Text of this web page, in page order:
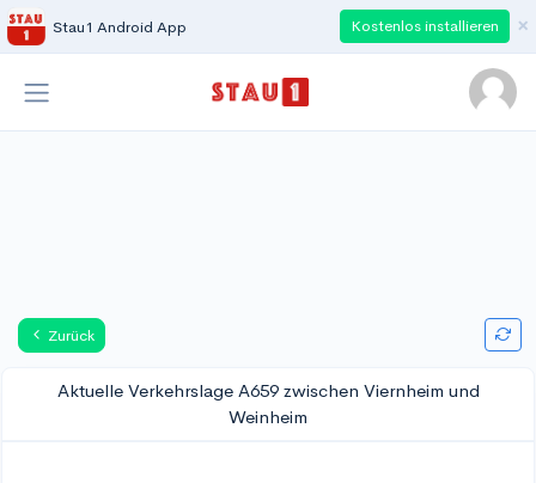
Stau1 Android App Kostenlos installieren ×
Zurück
Aktuelle Verkehrslage A659 zwischen Viernheim und
Weinheim